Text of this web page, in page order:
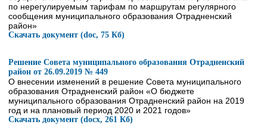
по нерегулируемым тарифам по маршрутам регулярного
сообщения муниципального образования Отрадненский
район»
Скачать документ (doc, 75 Кб)
Решение Совета муниципального образования Отрадненский
район от 26.09.2019 № 449
О внесении изменений в решение Совета муниципального
образования Отрадненский район «О бюджете
муниципального образования Отрадненский район на 2019
год и на плановый период 2020 и 2021 годов»
Скачать документ (docx, 261 Кб)